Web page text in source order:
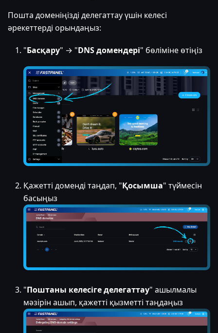
Пошта доменіңізді делегаттау үшін келесі
әрекеттерді орындаңыз:
"Басқару" → "DNS домендері" бөліміне өтіңіз
Қажетті доменді таңдап, "Қосымша" түймесін
басыңыз
"Поштаны келесіге делегаттау" ашылмалы
мәзірін ашып, қажетті қызметті таңдаңыз